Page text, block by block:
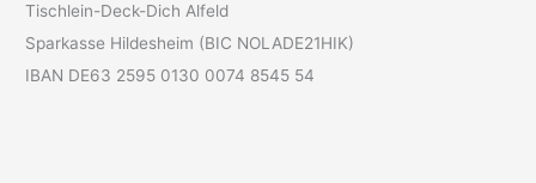
Tischlein-Deck-Dich Alfeld
Sparkasse Hildesheim (BIC NOLADE21HIK)
IBAN DE63 2595 0130 0074 8545 54